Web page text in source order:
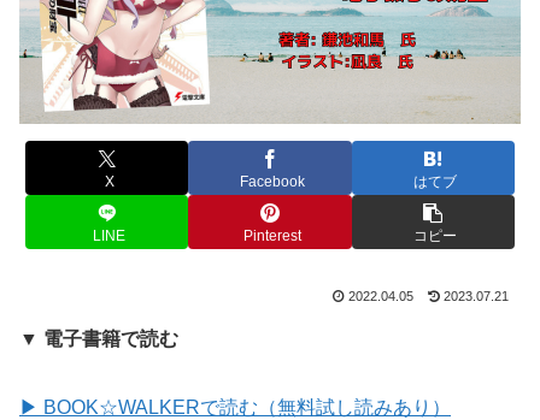
X Facebook はてブ
LINE Pinterest コピー
2022.04.05 2023.07.21
▼ 電子書籍で読む
▶ BOOK☆WALKERで読む（無料試し読みあり）